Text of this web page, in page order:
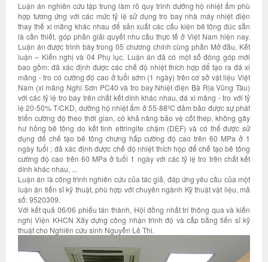
Luận án nghiên cứu tập trung làm rõ quy trình dưỡng hộ nhiệt ẩm phù
hợp tương ứng với các mức tỷ lệ sử dụng tro bay nhà máy nhiệt điện
thay thế xi măng khác nhau để sản xuất các cấu kiện bê tông đúc sẵn
là cần thiết, góp phần giải quyết nhu cầu thực tế ở Việt Nam hiện nay.
Luận án được trình bày trong 05 chương chính cùng phần Mở đầu, Kết
luận – Kiến nghị và 04 Phụ lục. Luận án đã có một số đóng góp mới
bao gồm: đã xác định được các chế độ nhiệt thích hợp để tạo ra đá xi
măng - tro có cường độ cao ở tuổi sớm (1 ngày) trên cơ sở vật liệu Việt
Nam (xi măng Nghi Sơn PC40 và tro bay Nhiệt điện Bà Rịa Vũng Tàu)
với các tỷ lệ tro bay trên chất kết dính khác nhau, đá xi măng - tro với tỷ
lệ 20-50% T/CKD, dưỡng hộ nhiệt ẩm ở 55-88ºC đảm bảo được sự phát
triển cường độ theo thời gian, có khả năng bảo vệ cốt thép, không gây
hư hỏng bê tông do kết tinh ettringite chậm (DEF) và có thể được sử
dụng để chế tạo bê tông chưng hấp cường độ cao trên 60 MPa ở 1
ngày tuổi ; đã xác định được chế độ nhiệt thích hộp để chế tạo bê tông
cường độ cao trên 60 MPa ở tuổi 1 ngày với các tỷ lệ tro trên chất kết
dính khác nhau, ...
Luận án là công trình nghiên cứu của tác giả, đáp ứng yêu cầu của một
luận án tiến sĩ kỹ thuật, phù hợp với chuyên ngành Kỹ thuật vật liệu, mã
số: 9520309.
Với kết quả 06/06 phiếu tán thành, Hội đồng nhất trí thông qua và kiến
nghị Viện KHCN Xây dựng công nhận trình độ và cấp bằng tiến sĩ kỹ
thuật cho Nghiên cứu sinh Nguyễn Lê Thi.